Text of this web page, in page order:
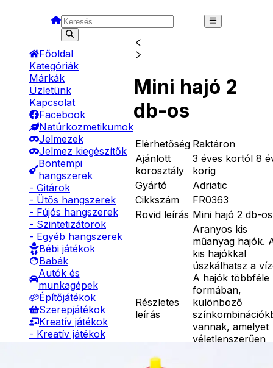
Főoldal
Kategóriák
Márkák
Üzletünk
Kapcsolat
Facebook
Natúrkozmetikumok
Jelmezek
Jelmez kiegészítők
Bontempi
hangszerek
- Gitárok
- Ütős hangszerek
- Fújós hangszerek
- Szintetizátorok
- Egyéb hangszerek
Bébi játékok
Babák
Autók és
munkagépek
Építőjátékok
Szerepjátékok
Kreatív játékok
- Kreatív játékok
Mini hajó 2
db-os
Elérhetőség Raktáron
Ajánlott
korosztály
3 éves kortól 8
korig
Gyártó
Adriatic
Cikkszám
FR0363
Rövid leírás Mini hajó 2 db-os
Részletes
leírás
Aranyos kis
műanyag hajók.
kis hajókkal
úszkálhatsz a
A hajók többféle
formában,
különböző
vannak, amelyet
véletlenszerűen